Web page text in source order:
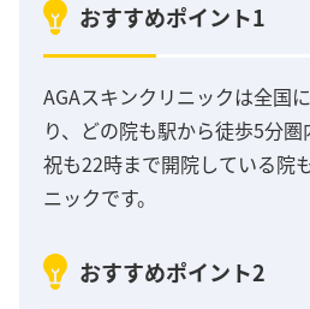
おすすめポイント1
AGAスキンクリニックは全国
り、どの院も駅から徒歩5分
祝も22時まで開院している院
ニックです。
おすすめポイント2